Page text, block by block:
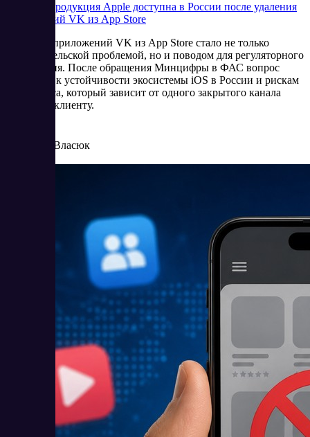
Будет ли продукция Apple доступна в России после удаления
приложений VK из App Store
Удаление приложений VK из App Store стало не только
пользовательской проблемой, но и поводом для регуляторного
обсуждения. После обращения Минцифры в ФАС вопрос
сместился к устойчивости экосистемы iOS в России и рискам
для бизнеса, который зависит от одного закрытого канала
доступа к клиенту.
Елена Власюк